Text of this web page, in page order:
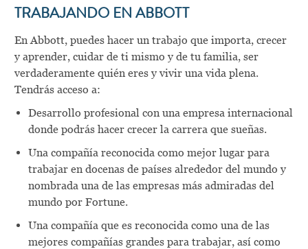
TRABAJANDO EN ABBOTT
En Abbott, puedes hacer un trabajo que importa, crecer
y aprender, cuidar de ti mismo y de tu familia, ser
verdaderamente quién eres y vivir una vida plena.
Tendrás acceso a:
Desarrollo profesional con una empresa internacional
donde podrás hacer crecer la carrera que sueñas.
Una compañía reconocida como mejor lugar para
trabajar en docenas de países alrededor del mundo y
nombrada una de las empresas más admiradas del
mundo por Fortune.
Una compañía que es reconocida como una de las
mejores compañías grandes para trabajar, así como